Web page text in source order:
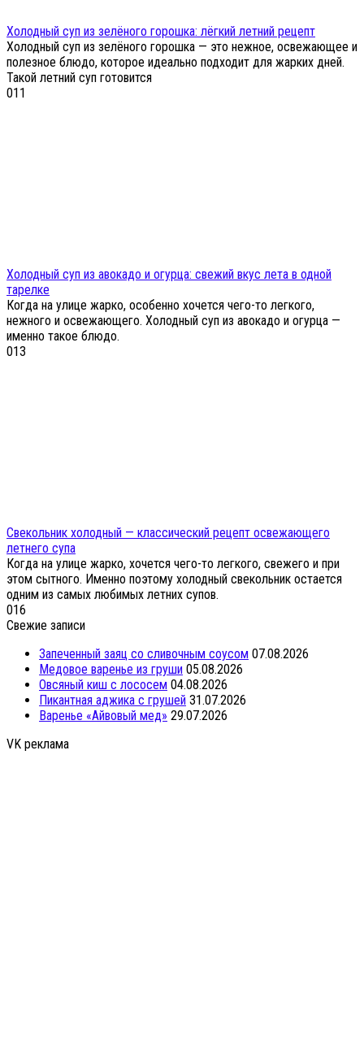
Холодный суп из зелёного горошка: лёгкий летний рецепт
Холодный суп из зелёного горошка — это нежное, освежающее и
полезное блюдо, которое идеально подходит для жарких дней.
Такой летний суп готовится
011
Холодный суп из авокадо и огурца: свежий вкус лета в одной
тарелке
Когда на улице жарко, особенно хочется чего-то легкого,
нежного и освежающего. Холодный суп из авокадо и огурца —
именно такое блюдо.
013
Свекольник холодный — классический рецепт освежающего
летнего супа
Когда на улице жарко, хочется чего-то легкого, свежего и при
этом сытного. Именно поэтому холодный свекольник остается
одним из самых любимых летних супов.
016
Свежие записи
Запеченный заяц со сливочным соусом 07.08.2026
Медовое варенье из груши 05.08.2026
Овсяный киш с лососем 04.08.2026
Пикантная аджика с грушей 31.07.2026
Варенье «Айвовый мед» 29.07.2026
VK реклама